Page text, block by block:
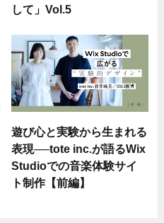
して」Vol.5
遊び心と実験から生まれる
表現──tote inc.が語るWix
Studioでの音楽体験サイ
ト制作【前編】